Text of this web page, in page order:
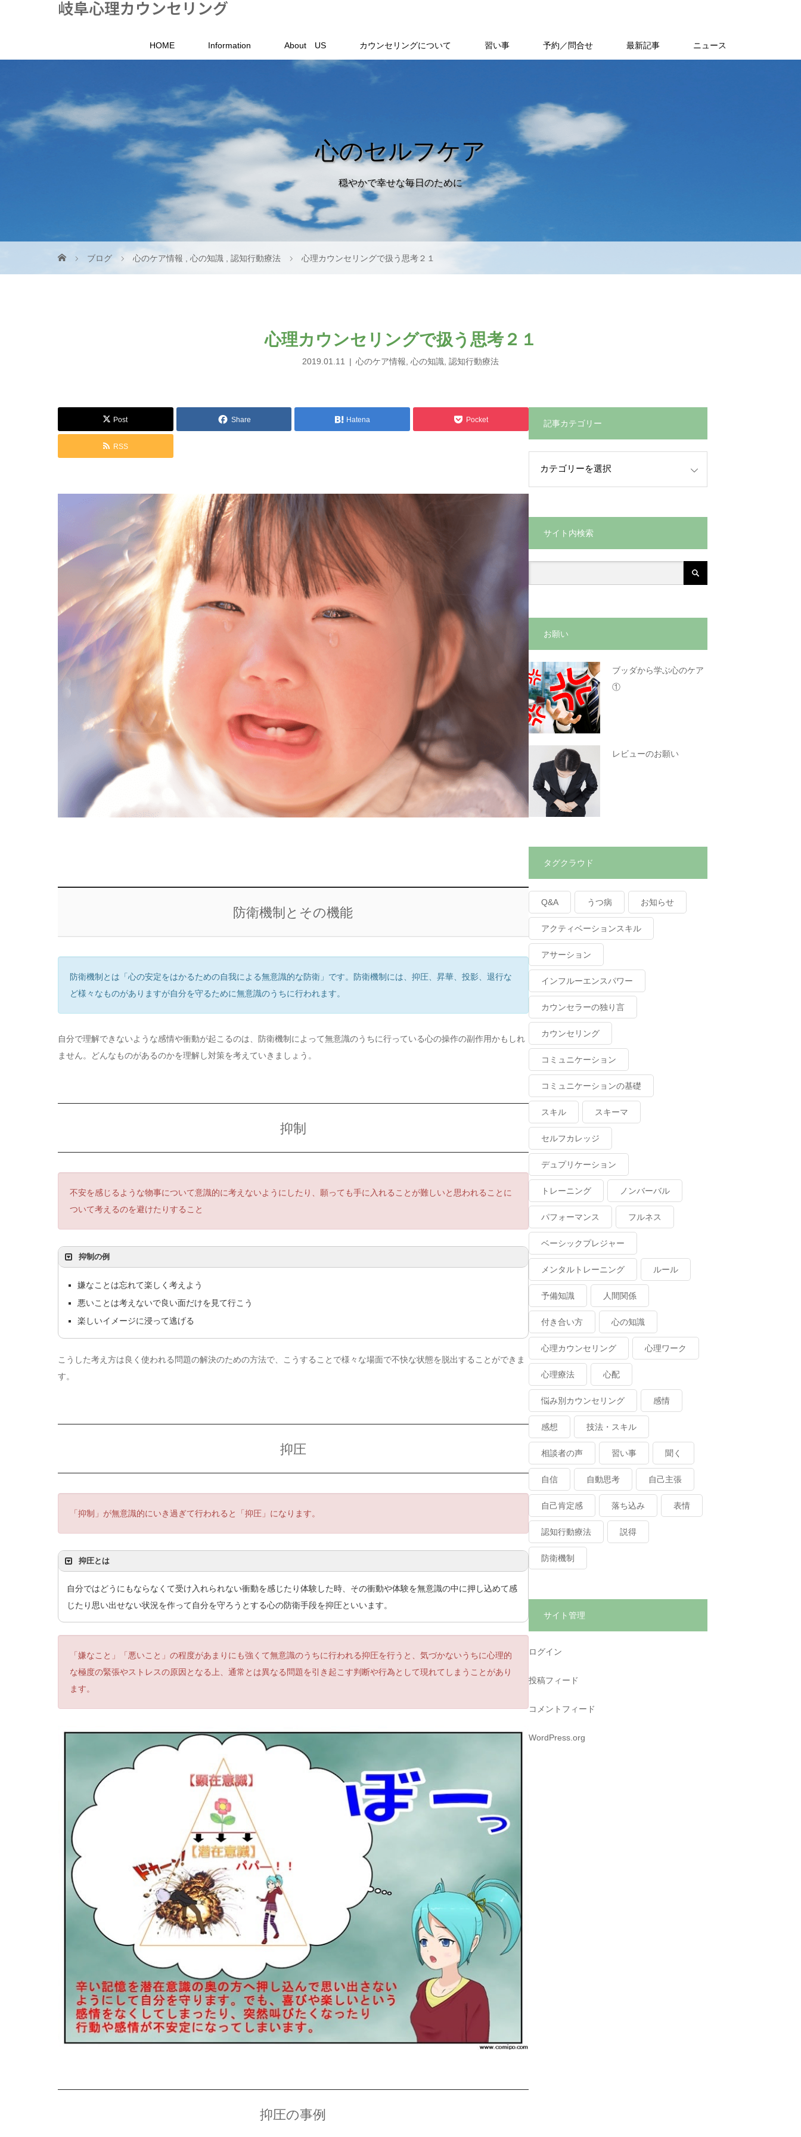
岐阜心理カウンセリング
HOME Information About US カウンセリングについて 習い事 予約／問合せ 最新記事 ニュース
心のセルフケア
穏やかで幸せな毎日のために
ブログ 心のケア情報 心の知識 認知行動療法 心理カウンセリングで扱う思考２１
心理カウンセリングで扱う思考２１
2019.01.11 心のケア情報 心の知識 認知行動療法
Post Share Hatena Pocket
RSS
防衛機制とその機能
防衛機制とは「心の安定をはかるための自我による無意識的な防衛」です。防衛機制には、抑圧、昇華、投影、退行な
ど様々なものがありますが自分を守るために無意識のうちに行われます。
自分で理解できないような感情や衝動が起こるのは、防衛機制によって無意識のうちに行っている心の操作の副作用かもしれ
ません。どんなものがあるのかを理解し対策を考えていきましょう。
抑制
不安を感じるような物事について意識的に考えないようにしたり、願っても手に入れることが難しいと思われることに
ついて考えるのを避けたりすること
抑制の例
嫌なことは忘れて楽しく考えよう
悪いことは考えないで良い面だけを見て行こう
楽しいイメージに浸って逃げる
こうした考え方は良く使われる問題の解決のための方法で、こうすることで様々な場面で不快な状態を脱出することができま
す。
抑圧
「抑制」が無意識的にいき過ぎて行われると「抑圧」になります。
抑圧とは
自分ではどうにもならなくて受け入れられない衝動を感じたり体験した時、その衝動や体験を無意識の中に押し込めて感
じたり思い出せない状況を作って自分を守ろうとする心の防衛手段を抑圧といいます。
「嫌なこと」「悪いこと」の程度があまりにも強くて無意識のうちに行われる抑圧を行うと、気づかないうちに心理的
な極度の緊張やストレスの原因となる上、通常とは異なる問題を引き起こす判断や行為として現れてしまうことがあり
ます。
抑圧の事例
記事カテゴリー
サイト内検索
お願い
ブッダから学ぶ心のケア
①
レビューのお願い
タグクラウド
Q&A うつ病 お知らせ
アクティベーションスキル
アサーション
インフルーエンスパワー
カウンセラーの独り言
カウンセリング
コミュニケーション
コミュニケーションの基礎
スキル スキーマ
セルフカレッジ
デュプリケーション
トレーニング ノンバーバル
パフォーマンス フルネス
ベーシックプレジャー
メンタルトレーニング ルール
予備知識 人間関係
付き合い方 心の知識
心理カウンセリング 心理ワーク
心理療法 心配
悩み別カウンセリング 感情
感想 技法・スキル
相談者の声 習い事 聞く
自信 自動思考 自己主張
自己肯定感 落ち込み 表情
認知行動療法 説得
防衛機制
サイト管理
ログイン
投稿フィード
コメントフィード
WordPress.org